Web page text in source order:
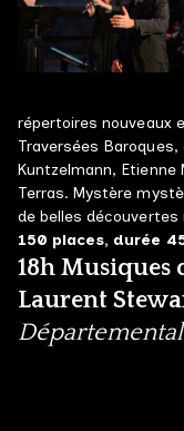
répertoires nouveaux
Traversées Baroques,
Kuntzelmann, Etienne
Terras. Mystère
de belles découvertes
150 places, durée
18h Musiques
Laurent